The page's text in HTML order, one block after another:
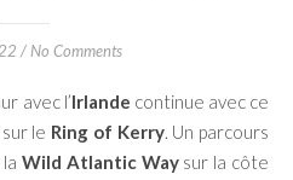
/ No Comments
avec l’Irlande continue avec ce
le Ring of Kerry. Un parcours
laWild Atlantic Waysur la côte